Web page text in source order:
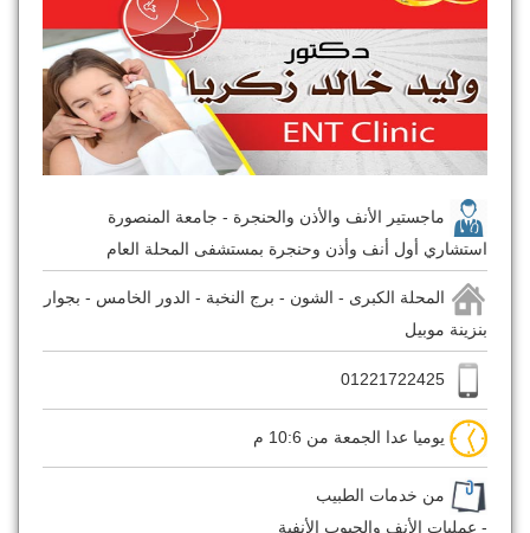
ماجستير الأنف والأذن والحنجرة - جامعة المنصورة
استشاري أول أنف وأذن وحنجرة بمستشفى المحلة العام
المحلة الكبرى - الشون - برج النخبة - الدور الخامس - بجوار
بنزينة موبيل
يوميا عدا الجمعة من 10:6 م
من خدمات الطبيب
- عمليات الأنف والجيوب الأنفية